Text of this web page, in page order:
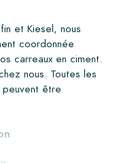
et Kiesel, nous
coordonnée
carreaux en ciment.
nous. Toutes les
être